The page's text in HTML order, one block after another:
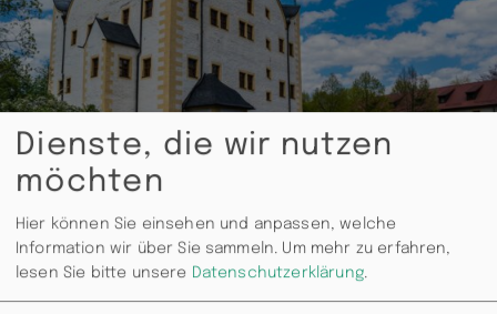
An der Stadtgrenze im Süden, nahe der
Dienste, die wir nutzen
möchten
Hier können Sie einsehen und anpassen, welche
Information wir über Sie sammeln. Um mehr zu erfahren,
lesen Sie bitte unsere Datenschutzerklärung.